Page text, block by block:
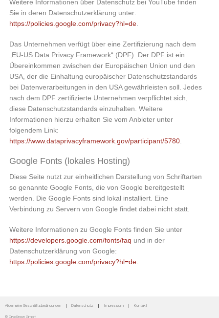
Weitere Informationen über Datenschutz bei YouTube finden
Sie in deren Datenschutzerklärung unter:
https://policies.google.com/privacy?hl=de.
Das Unternehmen verfügt über eine Zertifizierung nach dem
„EU-US Data Privacy Framework“ (DPF). Der DPF ist ein
Übereinkommen zwischen der Europäischen Union und den
USA, der die Einhaltung europäischer Datenschutzstandards
bei Datenverarbeitungen in den USA gewährleisten soll. Jedes
nach dem DPF zertifizierte Unternehmen verpflichtet sich,
diese Datenschutzstandards einzuhalten. Weitere
Informationen hierzu erhalten Sie vom Anbieter unter
folgendem Link:
https://www.dataprivacyframework.gov/participant/5780.
Google Fonts (lokales Hosting)
Diese Seite nutzt zur einheitlichen Darstellung von Schriftarten
so genannte Google Fonts, die von Google bereitgestellt
werden. Die Google Fonts sind lokal installiert. Eine
Verbindung zu Servern von Google findet dabei nicht statt.
Weitere Informationen zu Google Fonts finden Sie unter
https://developers.google.com/fonts/faq und in der
Datenschutzerklärung von Google:
https://policies.google.com/privacy?hl=de.
Allgemeine Geschäftsbedingungen Datenschutz Impressum Kontakt
© CryoSnow GmbH